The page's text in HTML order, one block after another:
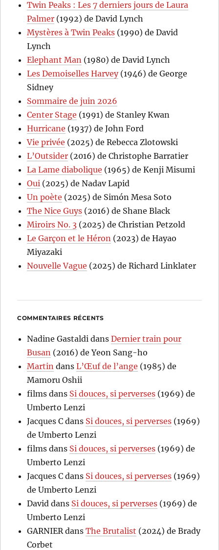
Twin Peaks : Les 7 derniers jours de Laura
Palmer (1992) de David Lynch
Mystères à Twin Peaks (1990) de David
Lynch
Elephant Man (1980) de David Lynch
Les Demoiselles Harvey(1946) de George
Sidney
Sommaire de juin 2026
Center Stage (1991) de Stanley Kwan
Hurricane (1937) de John Ford
Vie privée (2025) de Rebecca Zlotowski
L’Outsider (2016) de Christophe Barratier
La Lame diabolique (1965) de Kenji Misumi
Oui (2025) de Nadav Lapid
Un poète (2025) de Simón Mesa Soto
The Nice Guys (2016) de Shane Black
Miroirs No. 3 (2025) de Christian Petzold
Le Garçon et le Héron (2023) de Hayao
Miyazaki
Nouvelle Vague (2025) de Richard Linklater
COMMENTAIRES RÉCENTS
Nadine Gastaldi dansDernier train pour
Busan (2016) de Yeon Sang-ho
Martin dansL’Œuf de l’ange (1985) de
Mamoru Oshii
films dans Si douces, si perverses (1969) de
Umberto Lenzi
Jacques C dans Si douces, si perverses (1969)
de Umberto Lenzi
films dans Si douces, si perverses (1969) de
Umberto Lenzi
Jacques C dans Si douces, si perverses (1969)
de Umberto Lenzi
David dans Si douces, si perverses (1969) de
Umberto Lenzi
GARNIER dansThe Brutalist (2024) de Brady
Corbet